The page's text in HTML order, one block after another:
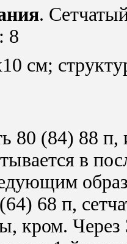
.
8
см;
80 (84) 88 п,
в
68 п,
кром. Через